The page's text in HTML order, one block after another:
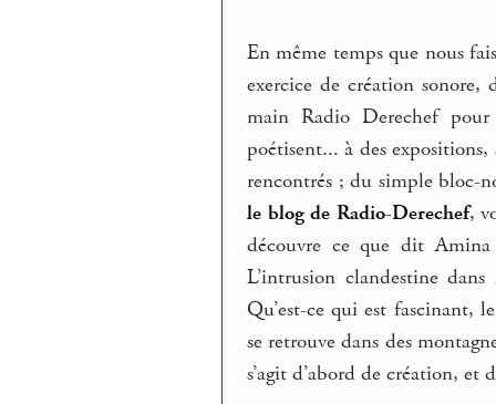
En même temps que nous
exercice de création
main Radio Derechef
poétisent... à des
rencontrés ; du simple bloc-
le blog de Radio-Derechef,
découvre ce que dit
L’intrusion clandestine
Qu’est-ce qui est fascinant,
se retrouve dans des
s’agit d’abord de création,